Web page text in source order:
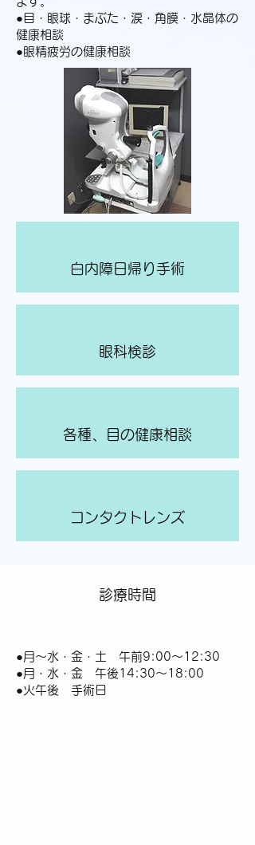
●目・眼球・まぶた・涙・角膜・水晶体の
健康相談
●眼精疲労の健康相談
白内障日帰り手術
眼科検診
各種、目の健康相談
コンタクトレンズ
診療時間
●月～水・金・土 午前9:00～12:30
●月・水・金 午後14:30～18:00
●火午後 手術日